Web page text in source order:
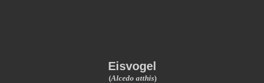
Eisvogel
(Alcedo atthis)